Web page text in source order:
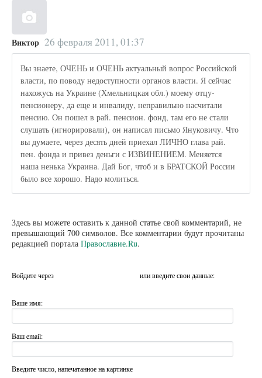
Виктор 26 февраля 2011, 01:37
Вы знаете, ОЧЕНЬ и ОЧЕНЬ актуальный вопрос Российской
власти, по поводу недоступности органов власти. Я сейчас
нахожусь на Украине (Хмельницкая обл.) моему отцу-
пенсионеру, да еще и инвалиду, неправильно насчитали
пенсию. Он пошел в рай. пенсион. фонд, там его не стали
слушать (игнорировали), он написал письмо Януковичу. Что
вы думаете, через десять дней приехал ЛИЧНО глава рай.
пен. фонда и привез деньги с ИЗВИНЕНИЕМ. Меняется
наша ненька Украина. Дай Бог, чтоб и в БРАТСКОЙ России
было все хорошо. Надо молиться.
Здесь вы можете оставить к данной статье свой комментарий, не
превышающий 700 символов. Все комментарии будут прочитаны
редакцией портала Православие.Ru.
Войдите через или введите свои данные:
Ваше имя:
Ваш email:
Введите число, напечатанное на картинке